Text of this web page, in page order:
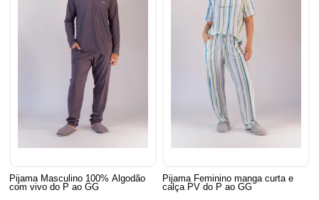
Pijama Masculino 100% Algodão
com vivo do P ao GG
Pijama Feminino manga curta e
calça PV do P ao GG